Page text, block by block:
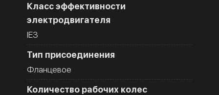
Класс эффективности
электродвигателя
IE3
Тип присоединения
Фланцевое
Количество рабочих колес